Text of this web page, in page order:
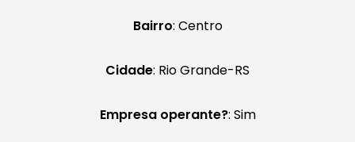
Bairro: Centro
Cidade: Rio Grande-RS
Empresa operante?: Sim